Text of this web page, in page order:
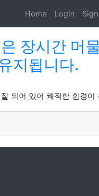
Home Login
장시간 머
지됩니다.
되어 있어 쾌적한 환경이